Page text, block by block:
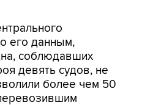
его данным,
соблюдавших
девять судов, не
более чем 50